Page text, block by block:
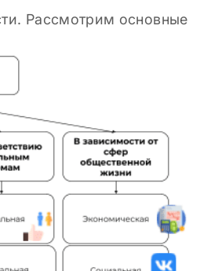
Рассмотрим основные